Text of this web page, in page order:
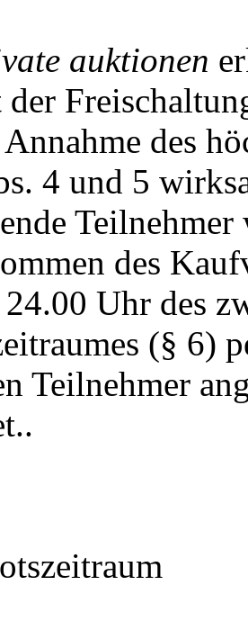
auktionen
des
4 und 5
des
Uhr des
(§ 6)
Teilnehmer